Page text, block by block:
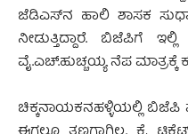
ಜೆಡಿಎಸ್‍ನ ಹಾಲಿ ಶಾಸಕ
ನೀಡುತ್ತಿದ್ದಾರೆ. ಬಿಜೆಪಿಗೆ
ವೈ.ಎಚ್.ಹುಚ್ಚಯ್ಯ ನೆಪ ಮಾತ್ರಕ್ಕೆ
ಚಿಕ್ಕನಾಯಕನಹಳ್ಳಿಯಲ್ಲಿ ಬಿಜೆಪಿ